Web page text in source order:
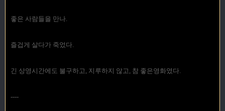
좋은 사람들을 만나.
즐겁게 살다가 죽었다.
긴 상영시간에도 불구하고, 지루하지 않고, 참 좋은영화였다.
----